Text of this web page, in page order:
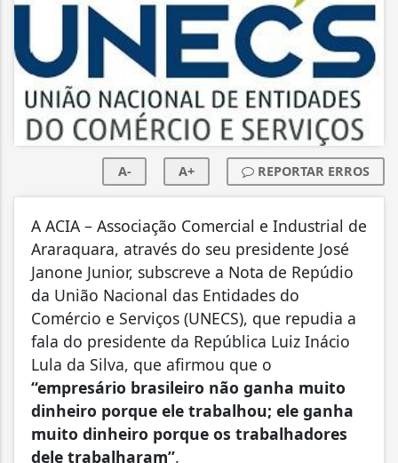
A- A+ REPORTAR ERROS
A ACIA – Associação Comercial e Industrial de
Araraquara, através do seu presidente José
Janone Junior, subscreve a Nota de Repúdio
da União Nacional das Entidades do
Comércio e Serviços (UNECS), que repudia a
fala do presidente da República Luiz Inácio
Lula da Silva, que afirmou que o
“empresário brasileiro não ganha muito
dinheiro porque ele trabalhou; ele ganha
muito dinheiro porque os trabalhadores
dele trabalharam”.